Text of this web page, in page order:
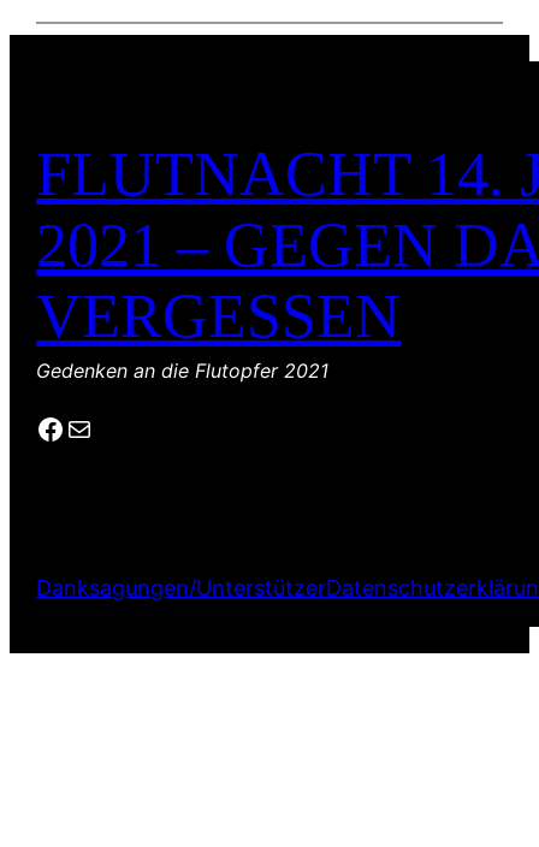
FLUTNACHT 14.
2021 – GEGEN
VERGESSEN
Gedenken an die Flutopfer 2021
Facebook
E-Mail
Danksagungen/Unterstützer